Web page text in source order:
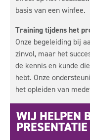
basis van een winfee.
Training tijdens het
Onze begeleiding bij
zinvol, maar het
de kennis en kunde
hebt. Onze
het opleiden van
WIJ HELPEN